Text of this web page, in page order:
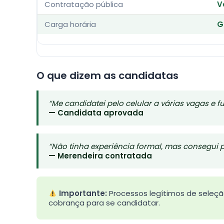
Contratação pública
Carga horária
O que dizem as candidatas
“Me candidatei pelo celular a várias vagas e
— Candidata aprovada
“Não tinha experiência formal, mas
— Merendeira contratada
Importante: Processos legítimos de
cobrança para se candidatar.